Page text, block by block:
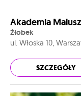
Akademia
Żłobek
ul. Włoska 10,
SZCZEGÓŁY